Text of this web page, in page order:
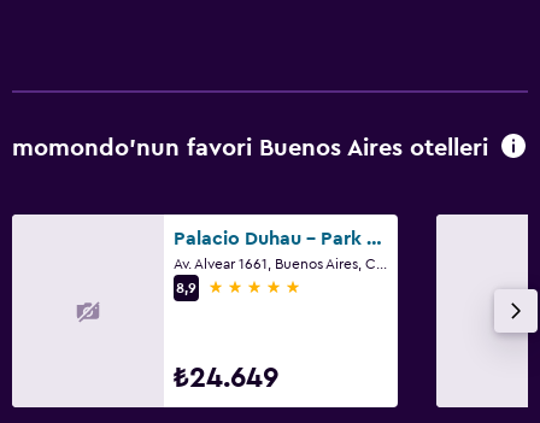
momondo'nun favori Buenos Aires otelleri
Palacio Duhau - Park Hyatt Buenos Aires
8,9
5 yıldız
₺24.649